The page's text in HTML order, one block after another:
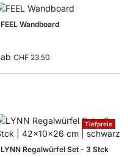
FEEL Wandboard
ab CHF 23.50
Tiefpreis
LYNN Regalwürfel Set - 3 Stck